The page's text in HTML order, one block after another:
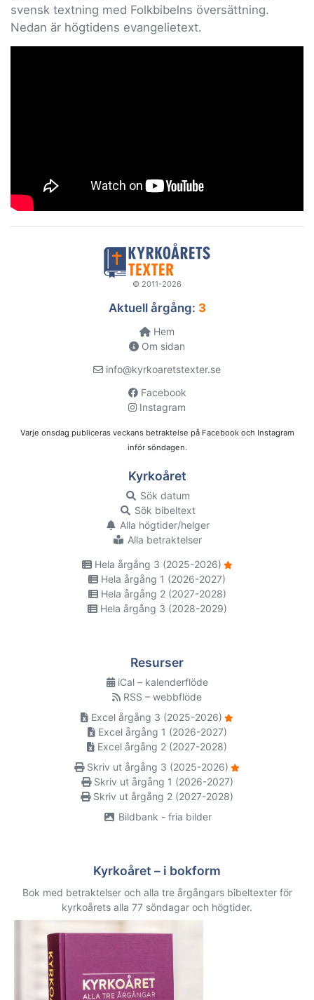
svensk textning med Folkbibelns översättning.
Nedan är högtidens evangelietext.
© 2011-2026
Aktuell årgång: 3
Hem
Om sidan
info@kyrkoaretstexter.se
Facebook
Instagram
Varje onsdag publiceras veckans betraktelse på Facebook och Instagram
inför söndagen.
Kyrkoåret
Sök datum
Sök bibeltext
Alla högtider/helger
Alla betraktelser
Hela årgång 3 (2025-2026)
Hela årgång 1 (2026-2027)
Hela årgång 2 (2027-2028)
Hela årgång 3 (2028-2029)
Resurser
iCal – kalenderflöde
RSS – webbflöde
Excel årgång 3 (2025-2026)
Excel årgång 1 (2026-2027)
Excel årgång 2 (2027-2028)
Skriv ut årgång 3 (2025-2026)
Skriv ut årgång 1 (2026-2027)
Skriv ut årgång 2 (2027-2028)
Bildbank - fria bilder
Kyrkoåret – i bokform
Bok med betraktelser och alla tre årgångars bibeltexter för
kyrkoårets alla 77 söndagar och högtider.